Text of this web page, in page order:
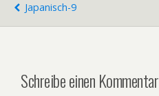
Japanisch-9
Schreibe einen Kommentar